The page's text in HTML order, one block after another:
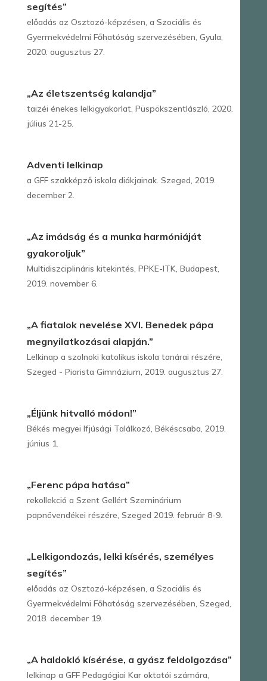
segítés”
előadás az Osztozó-képzésen, a Szociális és
Gyermekvédelmi Főhatóság szervezésében, Gyula,
2020. augusztus 27.
„Az életszentség kalandja”
taizéi énekes lelkigyakorlat, Püspökszentlászló, 2020.
július 21-25.
Adventi lelkinap
a GFF szakképző iskola diákjainak. Szeged, 2019.
december 2.
„Az imádság és a munka harmóniáját
gyakoroljuk”
Multidiszciplináris kitekintés, PPKE-ITK, Budapest,
2019. november 6.
„A fiatalok nevelése XVI. Benedek pápa
megnyilatkozásai alapján.”
Lelkinap a szolnoki katolikus iskola tanárai részére,
Szeged - Piarista Gimnázium, 2019. augusztus 27.
„Éljünk hitvalló módon!”
Békés megyei Ifjúsági Találkozó, Békéscsaba, 2019.
június 1.
„Ferenc pápa hatása”
rekollekció a Szent Gellért Szeminárium
papnövendékei részére, Szeged 2019. február 8-9.
„Lelkigondozás, lelki kísérés, személyes
segítés”
előadás az Osztozó-képzésen, a Szociális és
Gyermekvédelmi Főhatóság szervezésében, Szeged,
2018. december 19.
„A haldokló kísérése, a gyász feldolgozása”
lelkinap a GFF Pedagógiai Kar oktatói számára,